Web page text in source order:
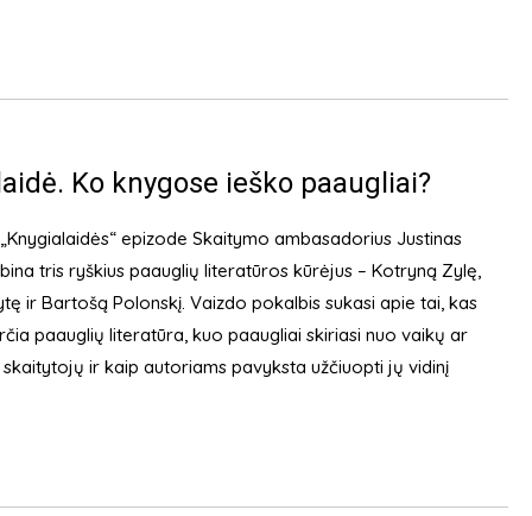
Ko knygose ieško paaugliai?
epizode Skaitymo ambasadorius Justinas
tris ryškius paauglių literatūros kūrėjus – Kotryną Zylę,
ir Bartošą Polonskį. Vaizdo pokalbis sukasi apie tai, kas
paauglių literatūra, kuo paaugliai skiriasi nuo vaikų ar
skaitytojų ir kaip autoriams pavyksta užčiuopti jų vidinį